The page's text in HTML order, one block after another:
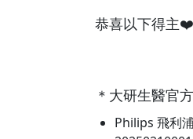
恭喜以下得主
＊大研生醫官
Philips 飛利